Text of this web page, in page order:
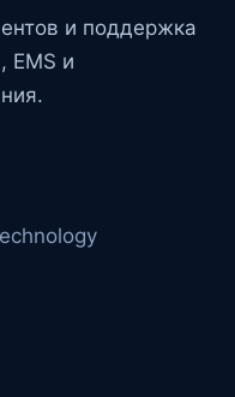
и поддержка
EMS и